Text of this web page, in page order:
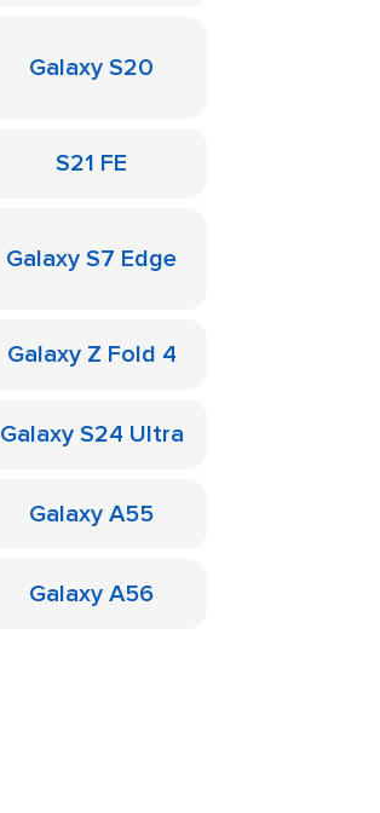
Galaxy S20
S21 FE
Galaxy S7 Edge
Galaxy Z Fold 4
Galaxy S24 Ultra
Galaxy A55
Galaxy A56